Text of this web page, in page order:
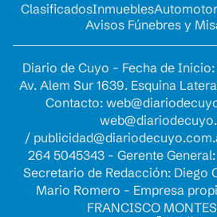
ClasificadosInmuebles
Avisos Fúnebres y
Diario de Cuyo - Fecha de
Av. Alem Sur 1639. Esquina
Contacto:
/
264 5045343 - Gerente
Secretario de Redacción: Diego
Mario Romero - Empresa
FRANCISCO